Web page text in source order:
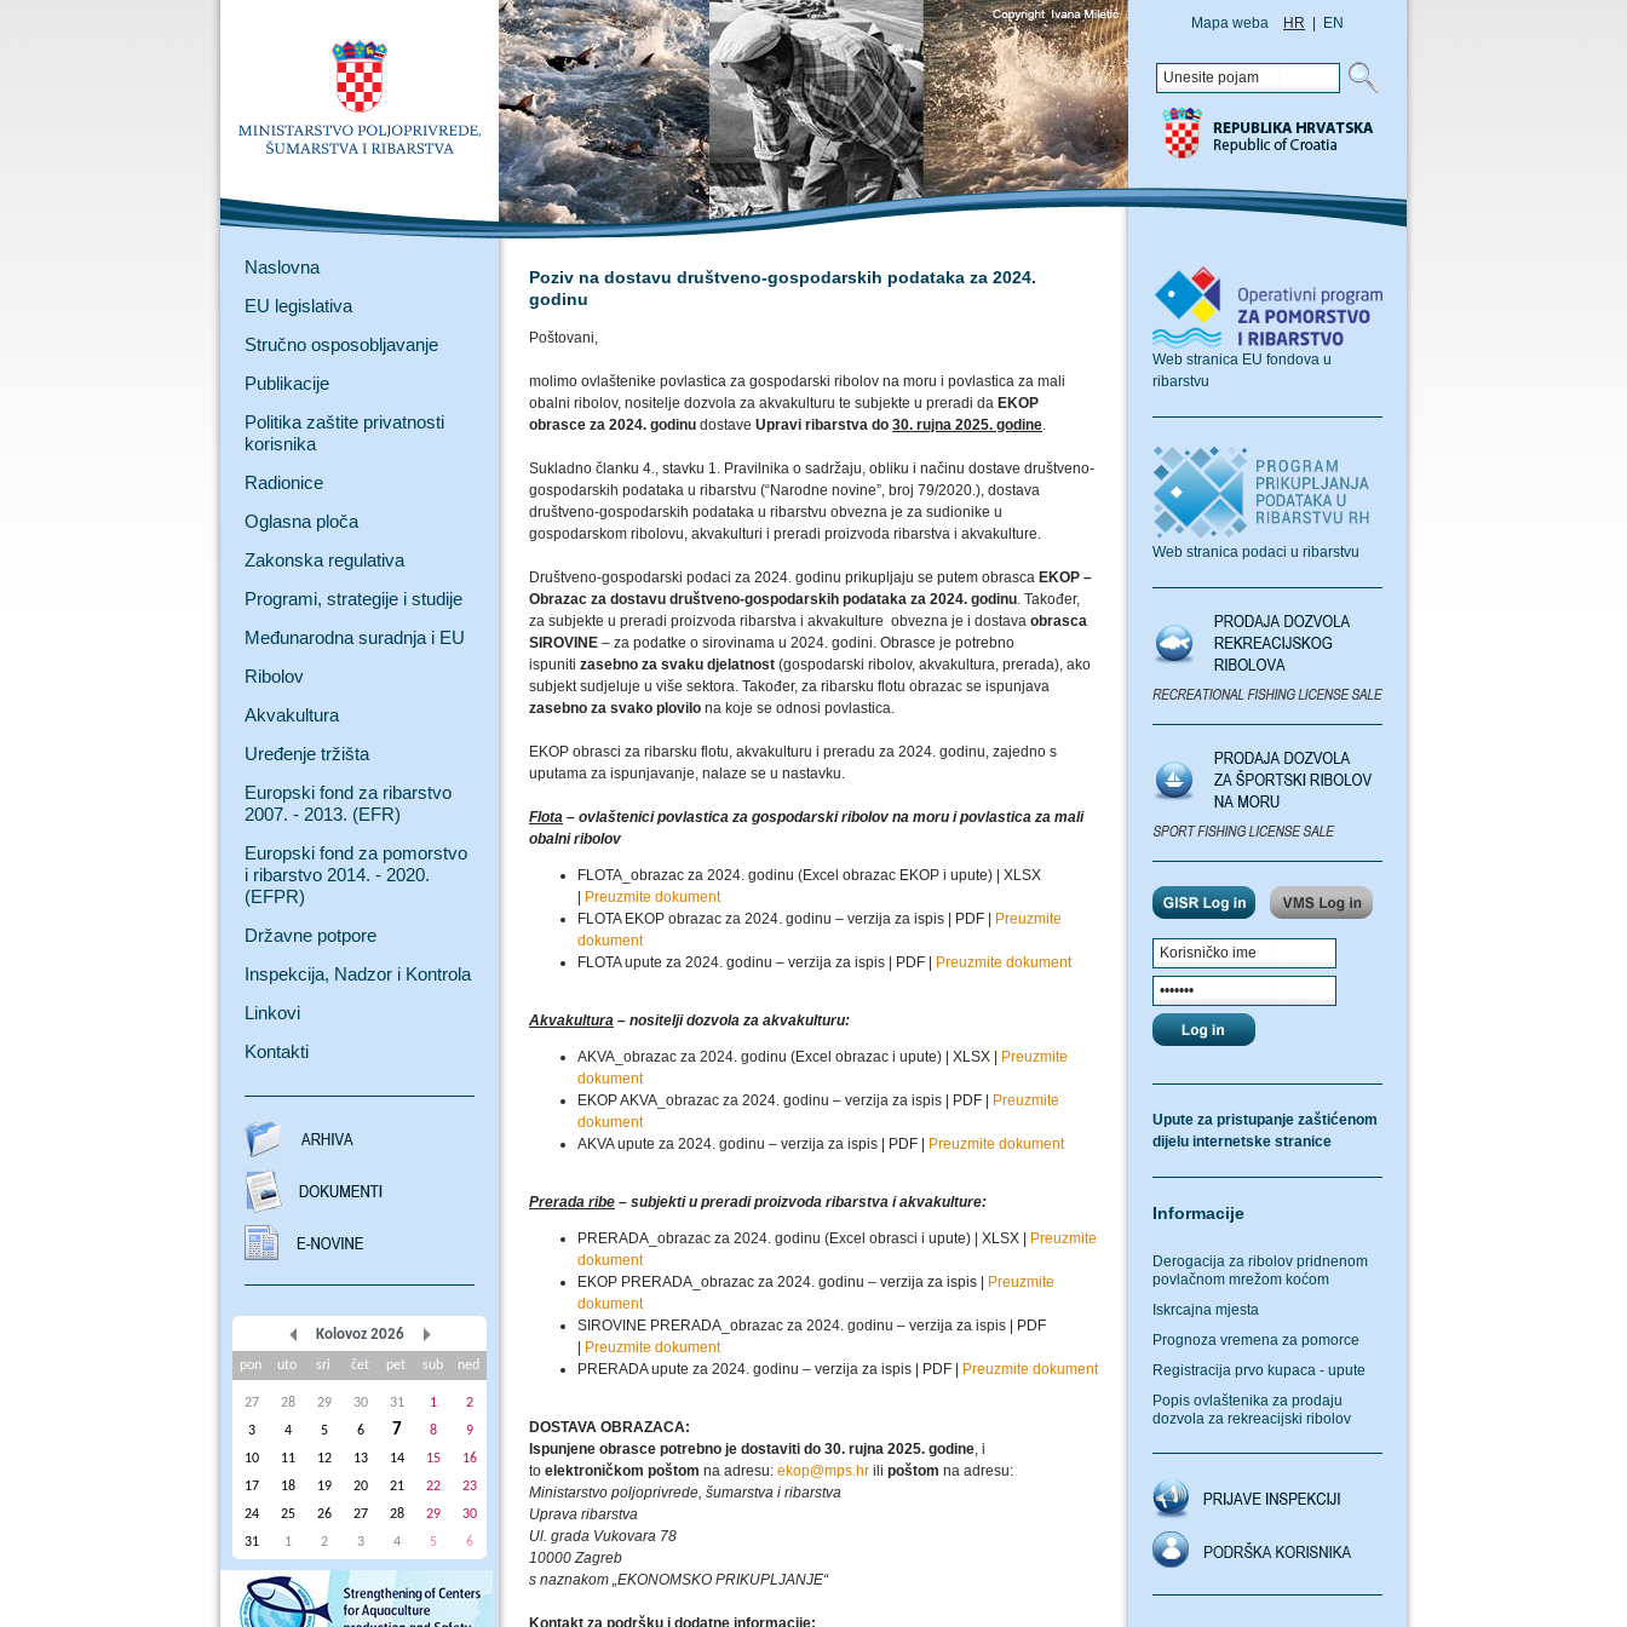
Mapa weba HR EN
Naslovna
EU legislativa
Stručno osposobljavanje
Publikacije
Politika zaštite privatnosti
korisnika
Radionice
Oglasna ploča
Zakonska regulativa
Programi, strategije i studije
Međunarodna suradnja i EU
Ribolov
Akvakultura
Uređenje tržišta
Europski fond za ribarstvo
2007. - 2013. (EFR)
Europski fond za pomorstvo
i ribarstvo 2014. - 2020.
(EFPR)
Državne potpore
Inspekcija, Nadzor i Kontrola
Linkovi
Kontakti
Kolovoz 2026
pon uto sri čet pet sub ned
27 28 29 30 31 1
2
3
4 5 6 7 8
9
10
11 12 13 14 15
16
17
18 19 20 21 22
23
24
25 26 27 28 29
30
31
1 2 3 4 5 6
Poziv na dostavu društveno-gospodarskih podataka za 2024.
godinu
Poštovani,
molimo ovlaštenike povlastica za gospodarski ribolov na moru i povlastica za mali
obalni ribolov, nositelje dozvola za akvakulturu te subjekte u preradi da EKOP
obrasce za 2024. godinu dostave Upravi ribarstva do 30. rujna 2025. godine.
Sukladno članku 4., stavku 1. Pravilnika o sadržaju, obliku i načinu dostave društveno-
gospodarskih podataka u ribarstvu (“Narodne novine”, broj 79/2020.), dostava
društveno-gospodarskih podataka u ribarstvu obvezna je za sudionike u
gospodarskom ribolovu, akvakulturi i preradi proizvoda ribarstva i akvakulture.
Društveno-gospodarski podaci za 2024. godinu prikupljaju se putem obrasca EKOP –
Obrazac za dostavu društveno-gospodarskih podataka za 2024. godinu. Također,
za subjekte u preradi proizvoda ribarstva i akvakulture obvezna je i dostava obrasca
SIROVINE – za podatke o sirovinama u 2024. godini. Obrasce je potrebno
ispuniti zasebno za svaku djelatnost (gospodarski ribolov, akvakultura, prerada), ako
subjekt sudjeluje u više sektora. Također, za ribarsku flotu obrazac se ispunjava
zasebno za svako plovilo na koje se odnosi povlastica.
EKOP obrasci za ribarsku flotu, akvakulturu i preradu za 2024. godinu, zajedno s
uputama za ispunjavanje, nalaze se u nastavku.
Flota – ovlaštenici povlastica za gospodarski ribolov na moru i povlastica za mali
obalni ribolov
FLOTA_obrazac za 2024. godinu (Excel obrazac EKOP i upute) | XLSX
Preuzmite dokument
FLOTA EKOP obrazac za 2024. godinu – verzija za ispis | PDF |
Preuzmite
dokument
FLOTA upute za 2024. godinu – verzija za ispis | PDF |
Preuzmite dokument
Akvakultura – nositelji dozvola za akvakulturu:
AKVA_obrazac za 2024. godinu (Excel obrazac i upute) | XLSX |
Preuzmite
dokument
EKOP AKVA_obrazac za 2024. godinu – verzija za ispis | PDF |
Preuzmite
dokument
AKVA upute za 2024. godinu – verzija za ispis | PDF |
Preuzmite dokument
Prerada ribe – subjekti u preradi proizvoda ribarstva i akvakulture:
PRERADA_obrazac za 2024. godinu (Excel obrasci i upute) | XLSX |
Preuzmite
dokument
EKOP PRERADA_obrazac za 2024. godinu – verzija za ispis |
Preuzmite
dokument
SIROVINE PRERADA_obrazac za 2024. godinu – verzija za ispis | PDF
Preuzmite dokument
PRERADA upute za 2024. godinu – verzija za ispis | PDF |
Preuzmite dokument
DOSTAVA OBRAZACA:
Ispunjene obrasce potrebno je dostaviti do 30. rujna 2025. godine, i
to elektroničkom poštom na adresu: ekop@mps.hr ili poštom na adresu:
Ministarstvo poljoprivrede, šumarstva i ribarstva
Uprava ribarstva
Ul. grada Vukovara 78
10000 Zagreb
s naznakom „EKONOMSKO PRIKUPLJANJE“
Kontakt za podršku i dodatne informacije:
Web stranica EU fondova u
ribarstvu
Web stranica podaci u ribarstvu
Upute za pristupanje zaštićenom
dijelu internetske stranice
Informacije
Derogacija za ribolov pridnenom
povlačnom mrežom koćom
Iskrcajna mjesta
Prognoza vremena za pomorce
Registracija prvo kupaca - upute
Popis ovlaštenika za prodaju
dozvola za rekreacijski ribolov